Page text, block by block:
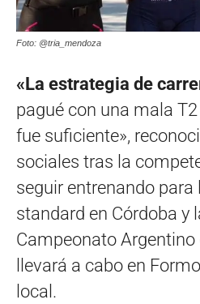
Foto: @tria_mendoza
«La estrategia de
pagué con una mala
fue suficiente»,
sociales tras la
seguir entrenando
standard en Córdoba y
Campeonato Argentino
llevará a cabo en
local.